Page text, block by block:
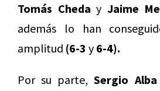
Tomás Cheda y Jaime
además lo han
amplitud (6-3 y 6-4).
Por su parte,Sergio Alba